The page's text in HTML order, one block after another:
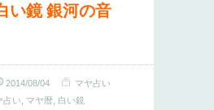
い鏡 銀河の音
2014/08/04
マヤ占い
占い マヤ暦 白い鏡